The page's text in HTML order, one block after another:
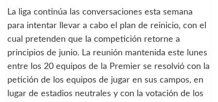
La liga continúa las conversaciones esta semana
para intentar llevar a cabo el plan de reinicio, con el
cual pretenden que la competición retorne a
principios de junio. La reunión mantenida este lunes
entre los 20 equipos de la Premier se resolvió con la
petición de los equipos de jugar en sus campos, en
lugar de estadios neutrales y con la votación de los